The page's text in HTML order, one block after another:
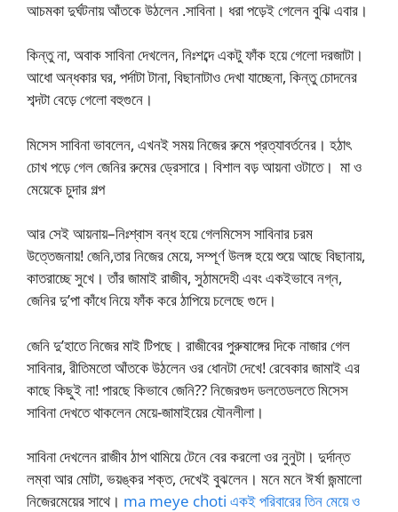
আচমকা দুর্ঘটনায় আঁতকে উঠলেন .সাবিনা। ধরা পড়েই গেলেন বুঝি এবার।
কিন্তু না, অবাক সাবিনা দেখলেন, নিঃশব্দে একটু ফাঁক হয়ে গেলো দরজাটা।
আধো অন্ধকার ঘর, পর্দাটা টানা, বিছানাটাও দেখা যাচ্ছেনা, কিন্তু চোদনের
শব্দটা বেড়ে গেলো বহুগুনে।
মিসেস সাবিনা ভাবলেন, এখনই সময় নিজের রুমে প্রত্যাবর্তনের। হঠাৎ
চোখ পড়ে গেল জেনির রুমের ড্রেসারে। বিশাল বড় আয়না ওটাতে। মা ও
মেয়েকে চুদার গল্প
আর সেই আয়নায়–নিঃশ্বাস বন্ধ হয়ে গেলমিসেস সাবিনার চরম
উত্তেজনায়! জেনি,তার নিজের মেয়ে, সম্পূর্ণ উলঙ্গ হয়ে শুয়ে আছে বিছানায়,
কাতরাচ্ছে সুখে। তাঁর জামাই রাজীব, সুঠামদেহী এবং একইভাবে নগ্ন,
জেনির দু’পা কাঁধে নিয়ে ফাঁক করে ঠাপিয়ে চলেছে গুদে।
জেনি দু’হাতে নিজের মাই টিপছে। রাজীবের পুরুষাঙ্গের দিকে নাজার গেল
সাবিনার, রীতিমতো আঁতকে উঠলেন ওর ধোনটা দেখে! রেবেকার জামাই এর
কাছে কিছুই না! পারছে কিভাবে জেনি?? নিজেরগুদ ডলতেডলতে মিসেস
সাবিনা দেখতে থাকলেন মেয়ে-জামাইয়ের যৌনলীলা।
সাবিনা দেখলেন রাজীব ঠাপ থামিয়ে টেনে বের করলো ওর নুনুটা। দুর্দান্ত
লম্বা আর মোটা, ভয়ঙ্কর শক্ত, দেখেই বুঝলেন। মনে মনে ঈর্ষা জন্মালো
নিজেরমেয়ের সাথে। ma meye choti একই পরিবারের তিন মেয়ে ও